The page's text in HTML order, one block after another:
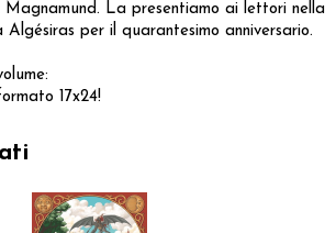
La presentiamo ai lettori nella
per il quarantesimo anniversario.
17x24!